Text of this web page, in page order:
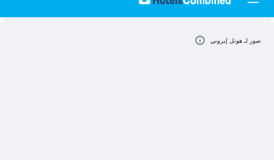
صور لـ هوتل إيروني